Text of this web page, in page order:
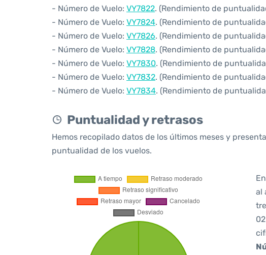
- Número de Vuelo: VY7822. (Rendimiento de
- Número de Vuelo: VY7824. (Rendimiento de
- Número de Vuelo: VY7826. (Rendimiento de
- Número de Vuelo: VY7828. (Rendimiento de
- Número de Vuelo: VY7830. (Rendimiento de
- Número de Vuelo: VY7832. (Rendimiento de
- Número de Vuelo: VY7834. (Rendimiento de
Puntualidad y retrasos
Hemos recopilado datos de los últimos meses y
puntualidad de los vuelos.
al